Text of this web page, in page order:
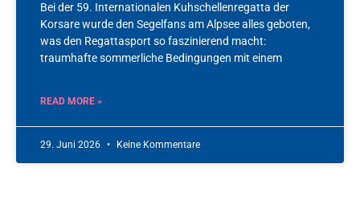
Bei der 59. Internationalen Kuhschellenregatta der
Korsare wurde den Segelfans am Alpsee alles geboten,
was den Regattasport so faszinierend macht:
traumhafte sommerliche Bedingungen mit einem
READ MORE »
29. Juni 2026 Keine Kommentare